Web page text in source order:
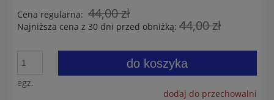
Cena regularna: 44,00 zł
Najniższa cena z 30 dni przed obniżką: 44,00 zł
egz.
do koszyka
dodaj do przechowalni